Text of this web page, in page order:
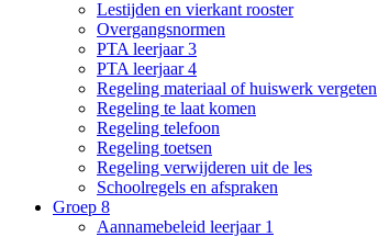
Lestijden en vierkant rooster
Overgangsnormen
PTA leerjaar 3
PTA leerjaar 4
Regeling materiaal of huiswerk vergeten
Regeling te laat komen
Regeling telefoon
Regeling toetsen
Regeling verwijderen uit de les
Schoolregels en afspraken
Groep 8
Aannamebeleid leerjaar 1